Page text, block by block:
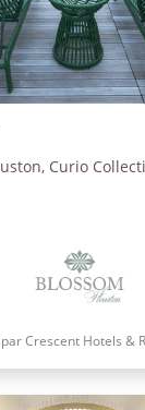
Curio
Crescent Hotels &